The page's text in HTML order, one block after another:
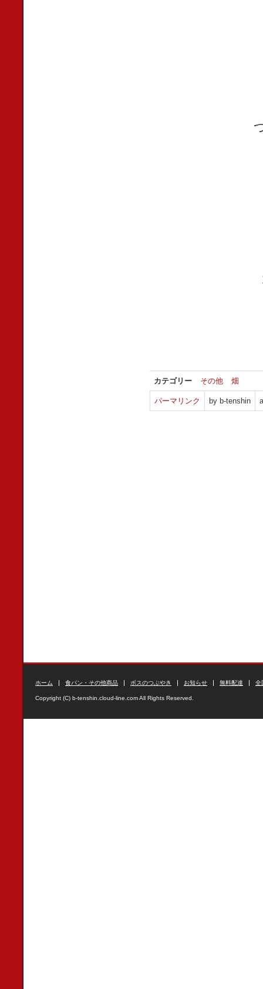
カテゴリー その他 畑
パーマリンク by b-tenshin
ホーム 食パン・その他商品 ボスのつぶやき お知らせ 無料配達 全
Copyright (C) b-tenshin.cloud-line.com All Rights Reserved.